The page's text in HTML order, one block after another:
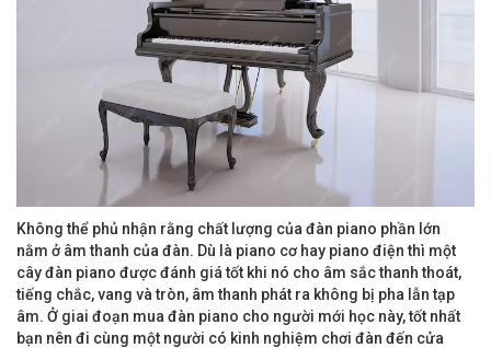
Không thể phủ nhận rằng chất lượng của đàn piano phần lớn
nằm ở âm thanh của đàn. Dù là piano cơ hay piano điện thì một
cây đàn piano được đánh giá tốt khi nó cho âm sắc thanh thoát,
tiếng chắc, vang và tròn, âm thanh phát ra không bị pha lẫn tạp
âm. Ở giai đoạn mua đàn piano cho người mới học này, tốt nhất
bạn nên đi cùng một người có kinh nghiệm chơi đàn đến cửa